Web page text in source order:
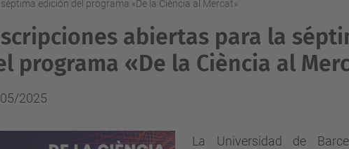
edición del programa «De la Ciència al Mercat»
abiertas para la
programa «De la Ciència al
2025
La Universidad de